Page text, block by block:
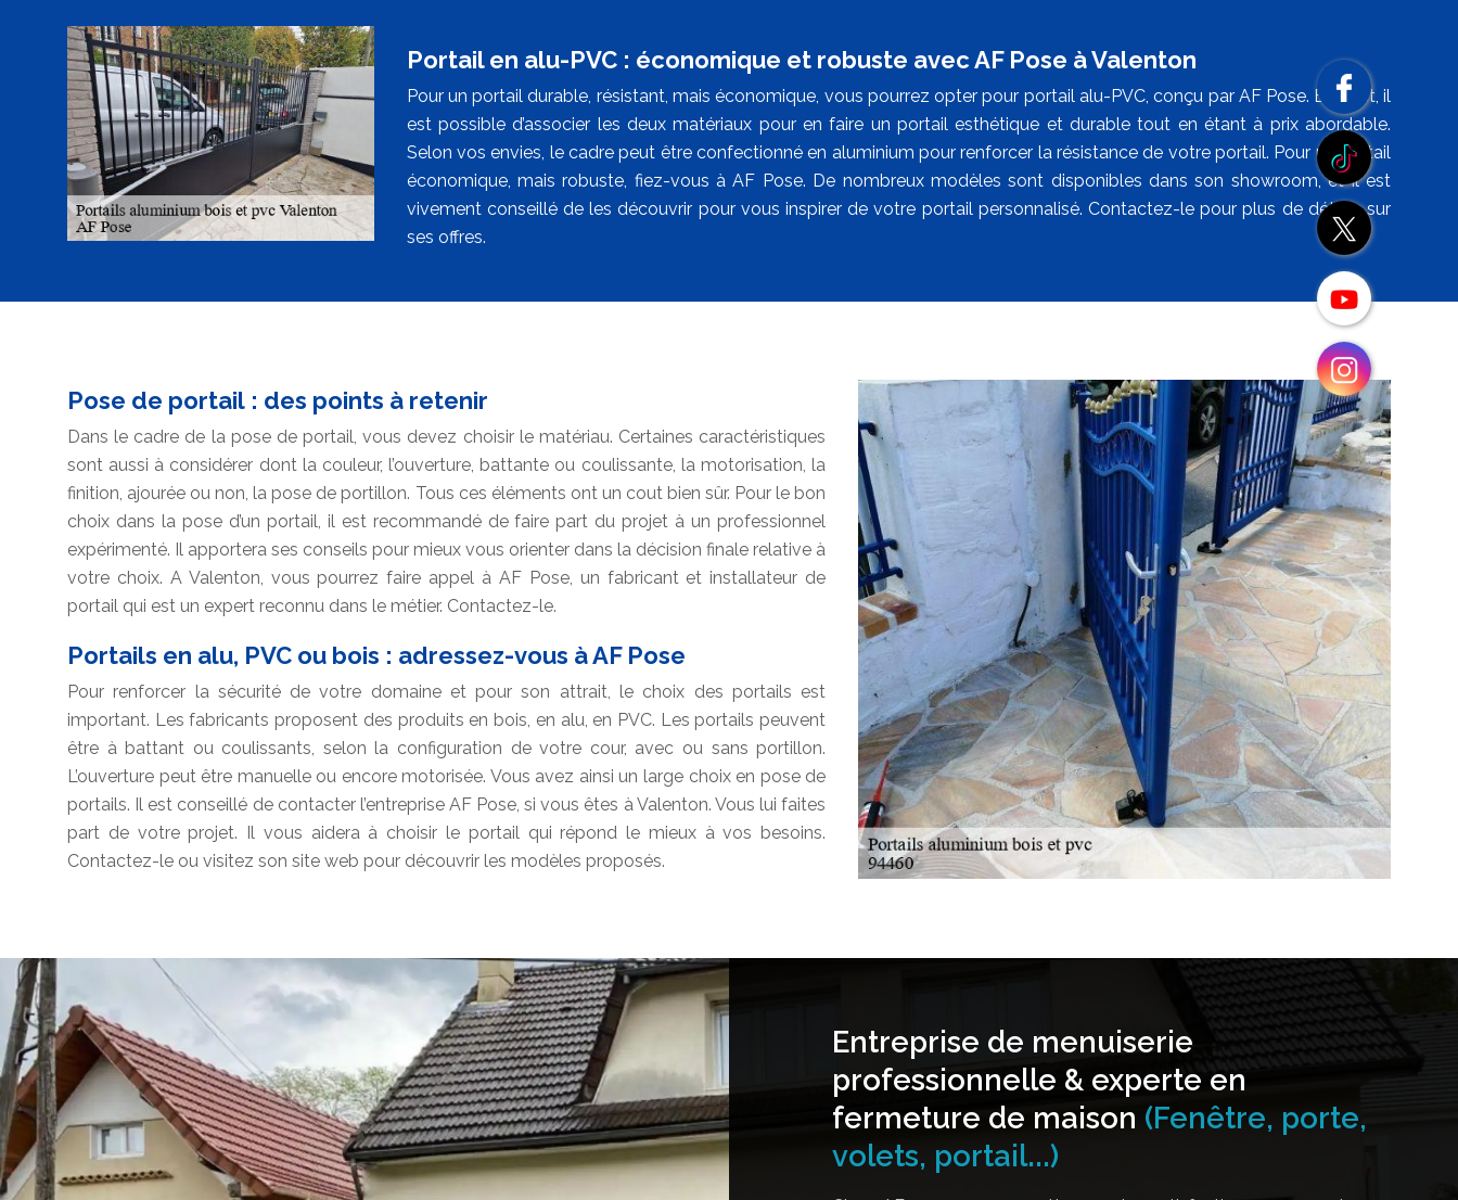
Portail en alu-PVC : économique et robuste avec AF Pose à Valenton
Pour un portail durable, résistant, mais économique, vous pourrez opter pour portail alu-PVC, conçu par AF Pose. En effet, il
est possible d’associer les deux matériaux pour en faire un portail esthétique et durable tout en étant à prix abordable.
Selon vos envies, le cadre peut être confectionné en aluminium pour renforcer la résistance de votre portail. Pour un portail
économique, mais robuste, fiez-vous à AF Pose. De nombreux modèles sont disponibles dans son showroom, et il est
vivement conseillé de les découvrir pour vous inspirer de votre portail personnalisé. Contactez-le pour plus de détails sur
ses offres.
Pose de portail : des points à retenir
Dans le cadre de la pose de portail, vous devez choisir le matériau. Certaines caractéristiques
sont aussi à considérer dont la couleur, l’ouverture, battante ou coulissante, la motorisation, la
finition, ajourée ou non, la pose de portillon. Tous ces éléments ont un cout bien sûr. Pour le bon
choix dans la pose d’un portail, il est recommandé de faire part du projet à un professionnel
expérimenté. Il apportera ses conseils pour mieux vous orienter dans la décision finale relative à
votre choix. A Valenton, vous pourrez faire appel à AF Pose, un fabricant et installateur de
portail qui est un expert reconnu dans le métier. Contactez-le.
Portails en alu, PVC ou bois : adressez-vous à AF Pose
Pour renforcer la sécurité de votre domaine et pour son attrait, le choix des portails est
important. Les fabricants proposent des produits en bois, en alu, en PVC. Les portails peuvent
être à battant ou coulissants, selon la configuration de votre cour, avec ou sans portillon.
L’ouverture peut être manuelle ou encore motorisée. Vous avez ainsi un large choix en pose de
portails. Il est conseillé de contacter l’entreprise AF Pose, si vous êtes à Valenton. Vous lui faites
part de votre projet. Il vous aidera à choisir le portail qui répond le mieux à vos besoins.
Contactez-le ou visitez son site web pour découvrir les modèles proposés.
Entreprise de menuiserie
professionnelle & experte en
fermeture de maison (Fenêtre, porte,
volets, portail...)